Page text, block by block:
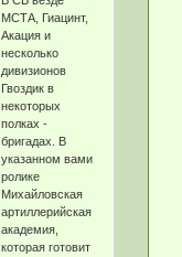
МСТА, Гиацинт,
Акация и
несколько
дивизионов
Гвоздик в
некоторых
полках -
бригадах. В
указанном вами
ролике
Михайловская
артиллерийская
академия,
которая готовит